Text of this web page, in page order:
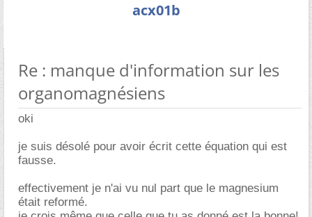
acx01b
Re : manque d'information sur les
organomagnésiens
oki
je suis désolé pour avoir écrit cette équation qui est
fausse.
effectivement je n'ai vu nul part que le magnesium
était reformé.